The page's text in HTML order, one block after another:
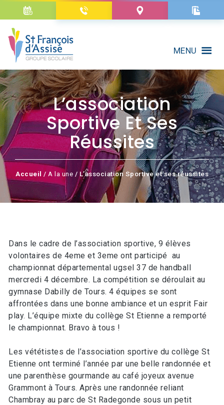
MENU
L’association
Sportive Et Ses
Réussites
Accueil / A la une / L’association Sportive et ses réussites
Dans le cadre de l’association sportive, 9 élèves
volontaires de 4eme et 3eme ont participé au
championnat départemental ugsel 37 de handball
mercredi 4 décembre. La compétition se déroulait au
gymnase Dabilly de Tours. 4 équipes se sont
affrontées dans une bonne ambiance et un esprit Fair
play. L’équipe mixte du collège St Etienne a remporté
le championnat. Bravo à tous !
Les vététistes de l’association sportive du collège St
Etienne ont terminé l’année par une belle randonnée et
une parenthèse gourmande au café joyeux avenue
Grammont à Tours. Après une randonnée reliant
Chambray au parc de St Radegonde sous un petit